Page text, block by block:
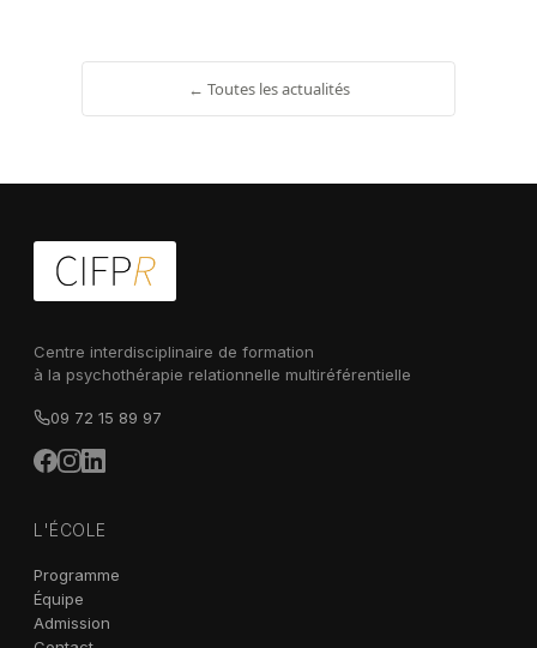
← Toutes les actualités
Centre interdisciplinaire de formation
à la psychothérapie relationnelle multiréférentielle
09 72 15 89 97
L'ÉCOLE
Programme
Équipe
Admission